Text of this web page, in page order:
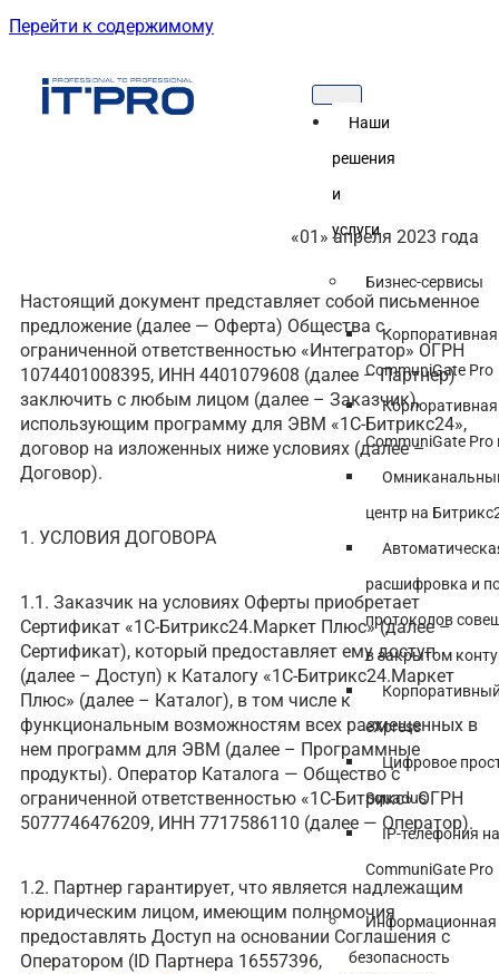
Перейти к содержимому
Наши
решения
и
услуги
Бизнес-сервисы
CommuniGate Pro
CommuniGate Pro
центр на
расшифровка и
протоколов
в закрытом
eXpress
Цифровое
Squadus
IP-телефония
CommuniGate Pro
Информационная
безопасность
«01» апреля 2023 года
Настоящий документ представляет собой письменное
предложение (далее — Оферта) Общества с
ограниченной ответственностью «Интегратор» ОГРН
1074401008395, ИНН 4401079608 (далее – Партнер)
заключить с любым лицом (далее – Заказчик),
использующим программу для ЭВМ «1С-Битрикс24»,
договор на изложенных ниже условиях (далее –
Договор).
1. УСЛОВИЯ ДОГОВОРА
1.1. Заказчик на условиях Оферты приобретает
Сертификат «1С-Битрикс24.Маркет Плюс» (далее –
Сертификат), который предоставляет ему доступ
(далее – Доступ) к Каталогу «1С-Битрикс24.Маркет
Плюс» (далее – Каталог), в том числе к
функциональным возможностям всех размещенных в
нем программ для ЭВМ (далее – Программные
продукты). Оператор Каталога — Общество с
ограниченной ответственностью «1С-Битрикс» ОГРН
5077746476209, ИНН 7717586110 (далее — Оператор).
1.2. Партнер гарантирует, что является надлежащим
юридическим лицом, имеющим полномочия
предоставлять Доступ на основании Соглашения с
Оператором (ID Партнера 16557396,